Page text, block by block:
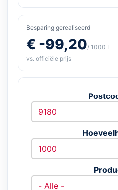
Besparing gerealiseerd
€ -99,20/ 1000 L
vs. officiële prijs